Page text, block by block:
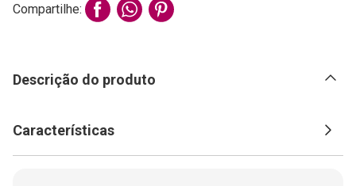
Compartilhe:
Descrição do produto
Características